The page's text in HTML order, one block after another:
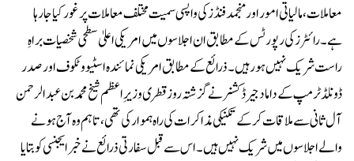
معاملات، مالیاتی امور اور منجمد فنڈز کی واپسی سمیت مختلف معاملات پر غور کیا جا رہا
ہے۔رائٹرز کی رپورٹس کے مطابق ان اجلاسوں میں امریکی اعلیٰ سطحی شخصیات براہِ
راست شریک نہیں ہو رہیں۔ذرائع کے مطابق امریکی نمائندہ اسٹیو وٹکوف اور صدر
ڈونلڈ ٹرمپ کے داماد جیرڈ کشنر نے گزشتہ روز قطری وزیرِاعظم شیخ محمد بن عبدالرحمن
آل ثانی سے ملاقات کر کے تکنیکی مذاکرات کی راہ ہموار کی تھی، تاہم وہ آج ہونے
والے اجلاسوں میں شریک نہیں ہیں۔اس سے قبل سفارتی ذرائع نے خبر ایجنسی کو بتایا